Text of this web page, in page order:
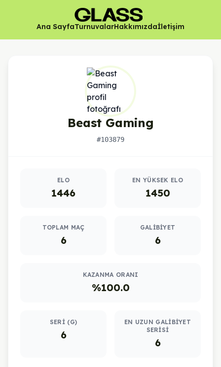
Ana SayfaTurnuvalarHakkımızdaİletişim
Beast Gaming
#103879
ELO
1446
EN YÜKSEK ELO
1450
TOPLAM MAÇ
6
GALIBIYET
6
KAZANMA ORANI
%100.0
SERI (G)
6
EN UZUN GALIBIYET
SERISI
6